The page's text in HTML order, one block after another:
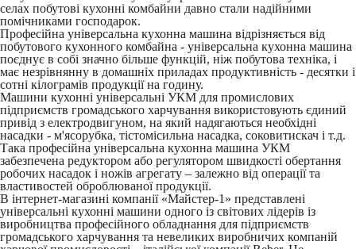
селах побутові кухонні комбайни давно стали надійними
помічниками господарок.
Професійна універсальна кухонна машина відрізняється від
побутового кухонного комбайна - універсальна кухонна машина
поєднує в собі значно більше функцій, ніж побутова техніка, і
має незрівнянну в домашніх приладах продуктивність - десятки і
сотні кілограмів продукції на годину.
Машини кухонні універсальні УКМ для промислових
підприємств громадського харчування використовують єдиний
привід з електродвигуном, на який надягаються необхідні
насадки - м'ясорубка, тістомісильна насадка, соковитискач і т.д.
Така професійна універсальна кухонна машина УКМ
забезпечена редуктором або регулятором швидкості обертання
робочих насадок і ножів агрегату – залежно від операції та
властивостей оброблюваної продукції.
В інтернет-магазині компанії «Майстер-1» представлені
універсальні кухонні машини одного із світових лідерів із
виробництва професійного обладнання для підприємств
громадського харчування та невеликих виробничих компаній